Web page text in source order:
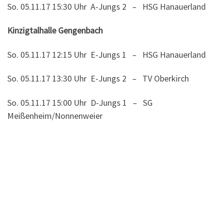
So. 05.11.17 15:30 Uhr A-Jungs 2 – HSG Hanauerland
Kinzigtalhalle Gengenbach
So. 05.11.17 12:15 Uhr E-Jungs 1 – HSG Hanauerland
So. 05.11.17 13:30 Uhr E-Jungs 2 – TV Oberkirch
So. 05.11.17 15:00 Uhr D-Jungs 1 – SG
Meißenheim/Nonnenweier